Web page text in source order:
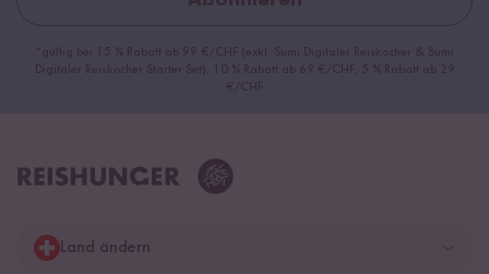
*gültig bei 15 % Rabatt ab 99 €/CHF (exkl. Sumi Digitaler Reiskocher & Sumi
Digitaler Reiskocher Starter Set), 10 % Rabatt ab 69 €/CHF, 5 % Rabatt ab 29
€/CHF
Land ändern